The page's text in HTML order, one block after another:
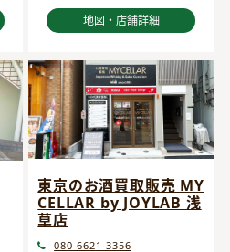
地図・店舗詳細
東京のお酒買取販売 MY
CELLAR by JOYLAB 浅
草店
080-6621-3356